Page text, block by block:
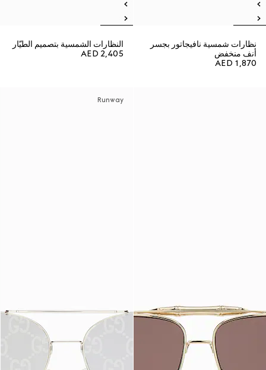
نظارات شمسية نافيجاتور بجسر
أنف منخفض
AED 1,870
النظارات الشمسية بتصميم الطيّار
AED 2,405
Runway